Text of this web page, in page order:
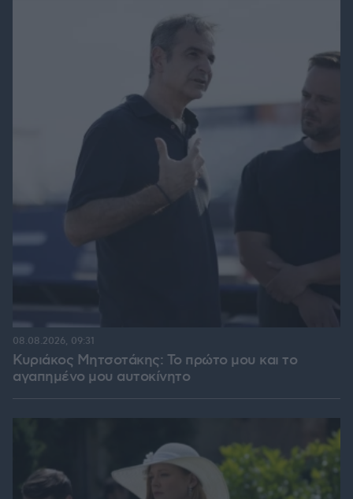
Κυριάκος Μητσοτάκης: Το πρώτο μου και το
αγαπημένο μου αυτοκίνητο
08.08.2026, 09:31